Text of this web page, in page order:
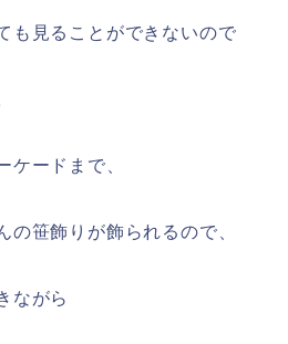
も見ることができないので
ケードまで、
の笹飾りが飾られるので、
ながら